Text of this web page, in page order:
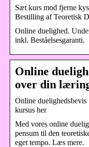
Sæt kurs mod fjerne
Bestilling af Teoretisk
Online duelighed.
inkl. Beståelsesgaranti.
Online
over din
Online
kursus her
Med vores online
pensum til den
eget tempo. Læs mere.